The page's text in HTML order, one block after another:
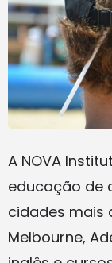
A NOVA
educação de
cidades mais
Melbourne,